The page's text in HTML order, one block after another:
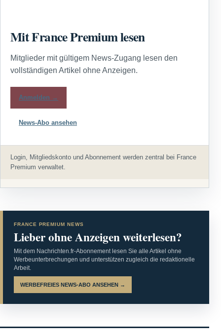
Mit France Premium lesen
Mitglieder mit gültigem News-Zugang lesen den
vollständigen Artikel ohne Anzeigen.
Anmelden →
News-Abo ansehen
Login, Mitgliedskonto und Abonnement werden zentral bei France
Premium verwaltet.
FRANCE PREMIUM NEWS
Lieber ohne Anzeigen weiterlesen?
Mit dem Nachrichten.fr-Abonnement lesen Sie alle Artikel ohne
Werbeunterbrechungen und unterstützen zugleich die redaktionelle
Arbeit.
WERBEFREIES NEWS-ABO ANSEHEN →